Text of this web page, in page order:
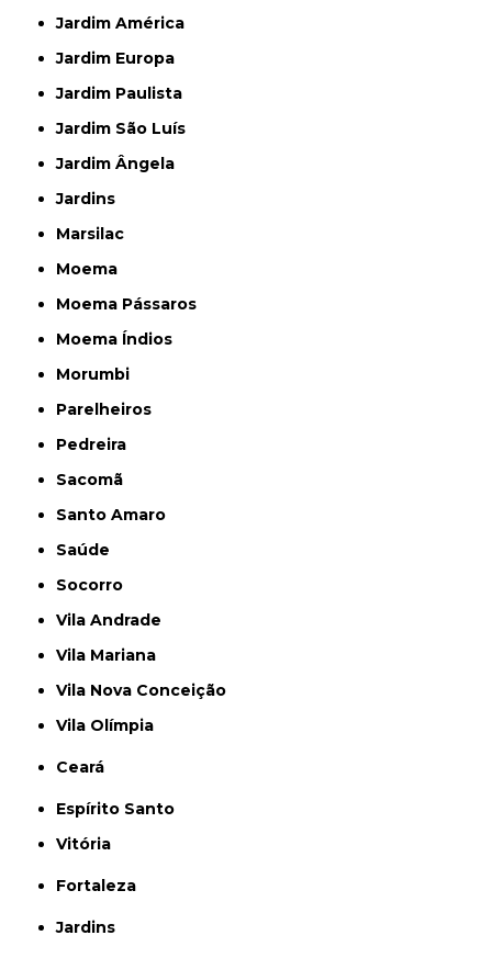
Jardim América
Jardim Europa
Jardim Paulista
Jardim São Luís
Jardim Ângela
Jardins
Marsilac
Moema
Moema Pássaros
Moema Índios
Morumbi
Parelheiros
Pedreira
Sacomã
Santo Amaro
Saúde
Socorro
Vila Andrade
Vila Mariana
Vila Nova Conceição
Vila Olímpia
Ceará
Espírito Santo
Vitória
Fortaleza
Jardins